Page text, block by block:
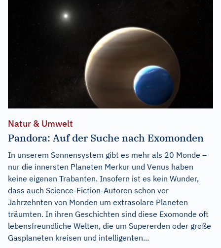
Natur & Umwelt
Pandora: Auf der Suche nach Exomonden
In unserem Sonnensystem gibt es mehr als 20 Monde –
nur die innersten Planeten Merkur und Venus haben
keine eigenen Trabanten. Insofern ist es kein Wunder,
dass auch Science-Fiction-Autoren schon vor
Jahrzehnten von Monden um extrasolare Planeten
träumten. In ihren Geschichten sind diese Exomonde oft
lebensfreundliche Welten, die um Supererden oder große
Gasplaneten kreisen und intelligenten...